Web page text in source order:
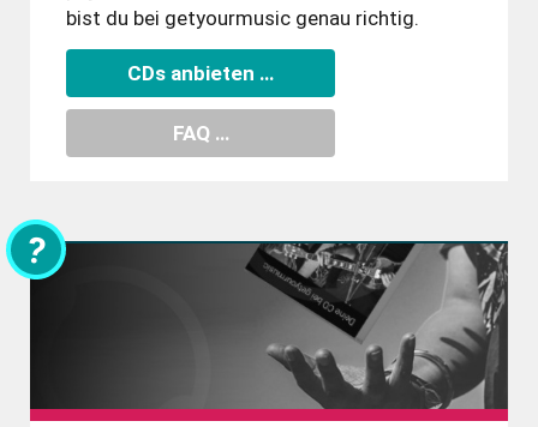
bist du bei getyourmusic genau richtig.
CDs anbieten …
FAQ …
?